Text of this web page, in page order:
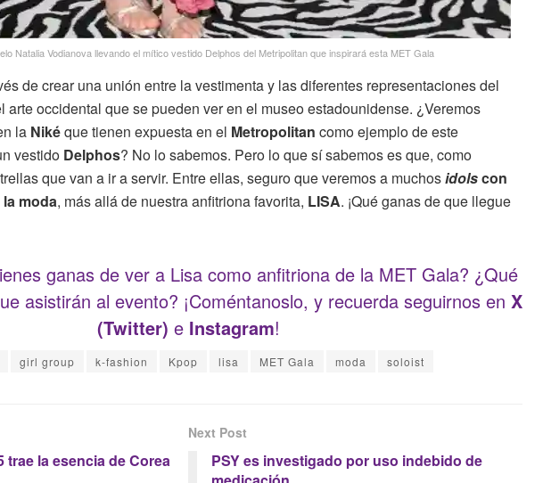
Natalia Vodianova llevando el mítico vestido Delphos del Metripolitan que inspirará esta MET Gala
de crear una unión entre la vestimenta y las diferentes representaciones del
arte occidental que se pueden ver en el museo estadounidense. ¿Veremos
la Nikéque tienen expuesta en el Metropolitan como ejemplo de este
vestido Delphos? No lo sabemos. Pero lo que sí sabemos es que, como
que van a ir a servir. Entre ellas, seguro que veremos a muchosidolscon
moda, más allá de nuestra anfitriona favorita, LISA. ¡Qué ganas de que llegue
ganas de ver a Lisa como anfitriona de la MET Gala? ¿Qué
asistirán al evento? ¡Coméntanoslo, y recuerda seguirnos en X
(Twitter) e Instagram!
girl group k-fashion Kpop lisa MET Gala moda soloist
trae la esencia de Corea
Next Post
PSY es investigado por uso indebido de